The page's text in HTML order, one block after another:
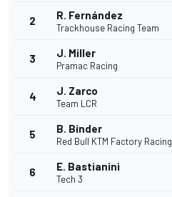
2 R. Fernández
Trackhouse Racing Team
3 J. Miller
Pramac Racing
4 J. Zarco
Team LCR
5 B. Binder
Red Bull KTM Factory Racing
6 E. Bastianini
Tech 3